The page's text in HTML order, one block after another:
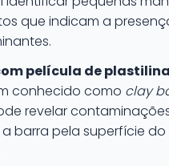
que indicam a
película de
conhecido como clay
revelar
a barra pela superfície do